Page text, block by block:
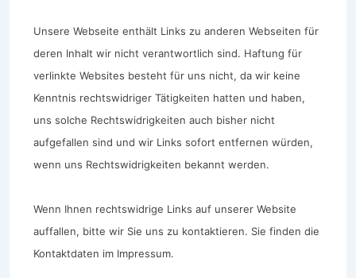
Unsere Webseite enthält Links zu anderen Webseiten für
deren Inhalt wir nicht verantwortlich sind. Haftung für
verlinkte Websites besteht für uns nicht, da wir keine
Kenntnis rechtswidriger Tätigkeiten hatten und haben,
uns solche Rechtswidrigkeiten auch bisher nicht
aufgefallen sind und wir Links sofort entfernen würden,
wenn uns Rechtswidrigkeiten bekannt werden.
Wenn Ihnen rechtswidrige Links auf unserer Website
auffallen, bitte wir Sie uns zu kontaktieren. Sie finden die
Kontaktdaten im Impressum.